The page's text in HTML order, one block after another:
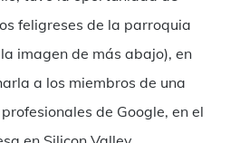
feligreses de la parroquia
imagen de más abajo), en
a los miembros de una
de Google, en el